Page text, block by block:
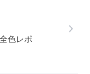
色レポ